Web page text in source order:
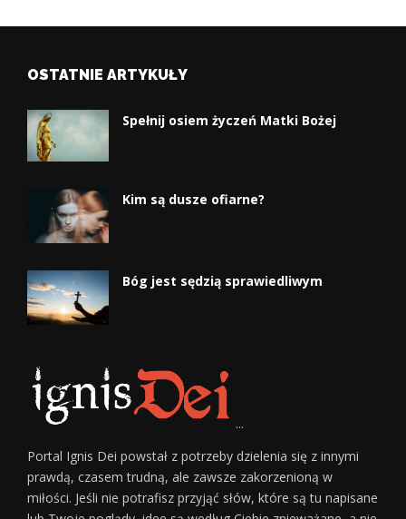
OSTATNIE ARTYKUŁY
Spełnij osiem życzeń Matki Bożej
Kim są dusze ofiarne?
Bóg jest sędzią sprawiedliwym
...
Portal Ignis Dei powstał z potrzeby dzielenia się z innymi
prawdą, czasem trudną, ale zawsze zakorzenioną w
miłości. Jeśli nie potrafisz przyjąć słów, które są tu napisane